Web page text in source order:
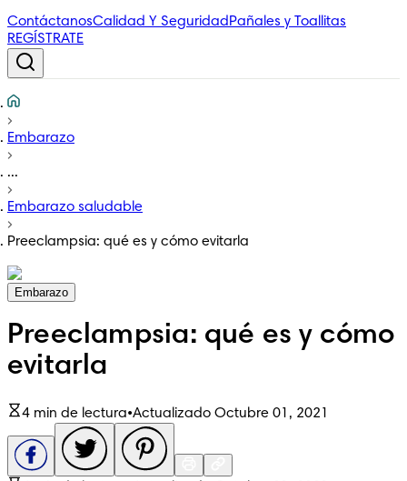
ContáctanosCalidad Y Seguridad Pañales y Toallitas
REGÍSTRATE
Embarazo
...
Embarazo saludable
Preeclampsia: qué es y cómo evitarla
Embarazo
Preeclampsia: qué es y cómo
evitarla
4 min de lectura•Actualizado Octubre 01, 2021